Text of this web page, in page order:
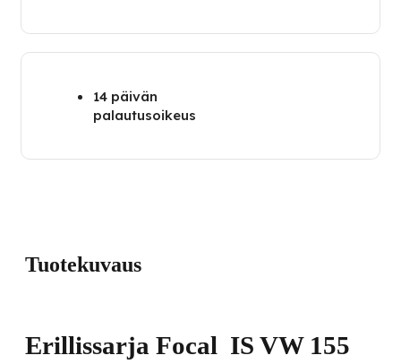
14 päivän
palautusoikeus
Tuotekuvaus
Erillissarja Focal IS VW 155